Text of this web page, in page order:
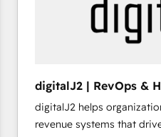
提供。 ▸ 既存CRM・MAか
Marketo・Pardot等からの
データ移行と活用設計まで
ンツとサイト構造を最適化。 🏆 なぜ100incを選ぶの
か？ ✓ HubSpot Eliteパー
ード受賞・HUGリーダー
ISO9001:2015 取得 ✓ 400
🎯Demand Gen & ABM:
ABM, AEO, SEO, & paid
Web Design: Build high-
configure HubSpot AI, &
AI services.
custom integrations,
digitalJ2 | RevOps &
Implementations
digitalJ2 helps
revenue systems that